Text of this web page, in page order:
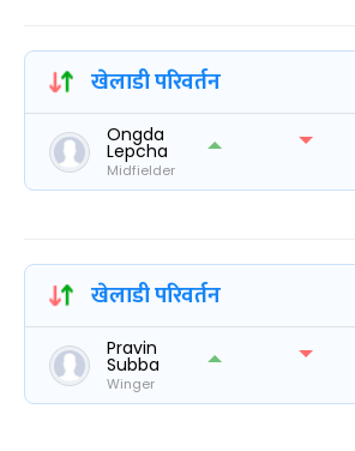
खेलाडी परिवर्तन
Ongda
Lepcha
Midfielder
खेलाडी परिवर्तन
Pravin
Subba
Winger